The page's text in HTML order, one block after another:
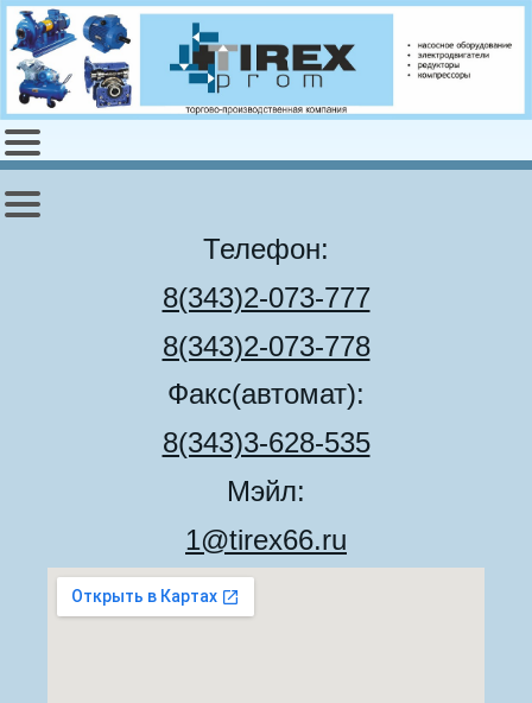
Телефон:
8(343)2-073-777
8(343)2-073-778
Факс(автомат):
8(343)3-628-535
Мэйл:
1@tirex66.ru